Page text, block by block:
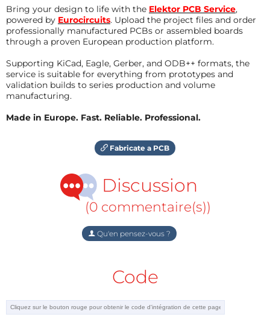
Bring your design to life with the Elektor PCB Service,
powered by Eurocircuits. Upload the project files and order
professionally manufactured PCBs or assembled boards
through a proven European production platform.
Supporting KiCad, Eagle, Gerber, and ODB++ formats, the
service is suitable for everything from prototypes and
validation builds to series production and volume
manufacturing.
Made in Europe. Fast. Reliable. Professional.
Fabricate a PCB
Discussion
(0 commentaire(s))
Qu'en pensez-vous ?
Code